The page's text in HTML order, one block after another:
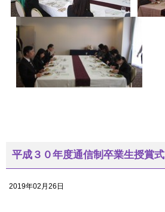
平成３０年度通信制卒業生授賞式
2019年02月26日